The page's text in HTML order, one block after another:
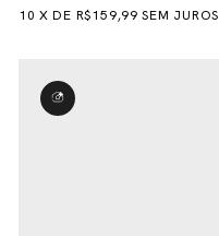
10 XDE R$159,99 SEM JUROS